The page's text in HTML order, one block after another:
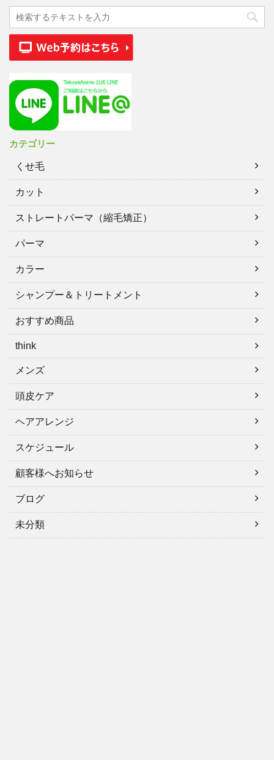
カテゴリー
くせ毛
カット
ストレートパーマ（縮毛矯正）
パーマ
カラー
シャンプー＆トリートメント
おすすめ商品
think
メンズ
頭皮ケア
ヘアアレンジ
スケジュール
顧客様へお知らせ
ブログ
未分類